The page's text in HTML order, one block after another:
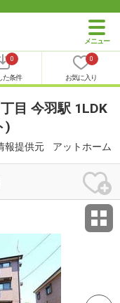
0
た条件
0
お気に入り
目 今羽駅 1LDK
)
報提供元 アットホーム